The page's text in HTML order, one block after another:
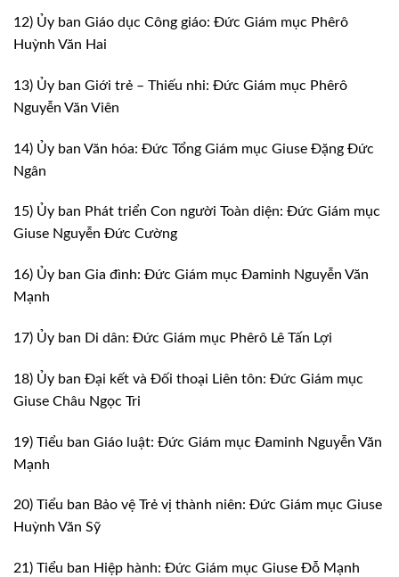
12) Ủy ban Giáo dục Công giáo: Đức Giám mục Phêrô
Huỳnh Văn Hai
13) Ủy ban Giới trẻ – Thiếu nhi: Đức Giám mục Phêrô
Nguyễn Văn Viên
14) Ủy ban Văn hóa: Đức Tổng Giám mục Giuse Đặng Đức
Ngân
15) Ủy ban Phát triển Con người Toàn diện: Đức Giám mục
Giuse Nguyễn Đức Cường
16) Ủy ban Gia đình: Đức Giám mục Đaminh Nguyễn Văn
Mạnh
17) Ủy ban Di dân: Đức Giám mục Phêrô Lê Tấn Lợi
18) Ủy ban Đại kết và Đối thoại Liên tôn: Đức Giám mục
Giuse Châu Ngọc Tri
19) Tiểu ban Giáo luật: Đức Giám mục Đaminh Nguyễn Văn
Mạnh
20) Tiểu ban Bảo vệ Trẻ vị thành niên: Đức Giám mục Giuse
Huỳnh Văn Sỹ
21) Tiểu ban Hiệp hành: Đức Giám mục Giuse Đỗ Mạnh